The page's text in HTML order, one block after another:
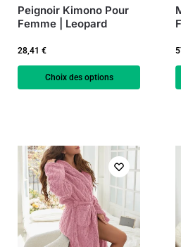
Peignoir Kimono Pour
Femme | Leopard
28,41 €
Choix des options